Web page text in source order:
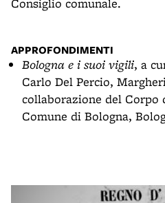
APPROFONDIMENTI
Bologna e i suoi vigili, a
Carlo Del Percio,
collaborazione del
Comune di Bologna,